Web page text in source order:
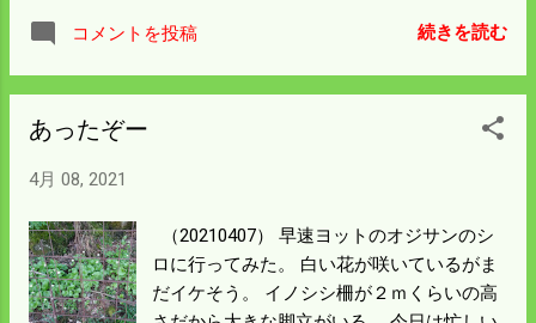
たのでその時の写真を載せる。 熊が倒して
人力では修理できなかったので バックホー
がいたと教えてくれた。 イノシシは下を掘
たい。 明日はバックホーで掘らないと取り
出せない石を田んぼから出す。 鋤で石の位
置はだいたい特定しているから一日やれば
コメントを投稿 続きを読む
あったぞー
4月 08, 2021
（20210407） 早速ヨットのオジサンのシ
ロに行ってみた。 白い花が咲いているがま
だイケそう。 イノシシ柵が２ｍくらいの高